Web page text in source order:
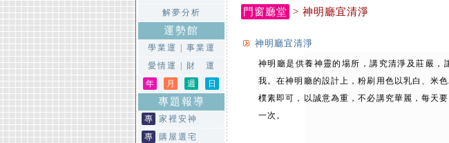
解夢分析
運勢館
學業運
事業運
愛情運
財 運
年
月 週 日
專題報導
專
家裡安神
專
購屋選宅
門窗廳堂 > 神明廳宜清淨
神明廳宜清淨
神明廳是供養神靈的場所，講究清淨及莊嚴，
我。在神明廳的設計上，粉刷用色以乳白、米
樸素即可，以誠意為重，不必講究華麗，每天
一次。